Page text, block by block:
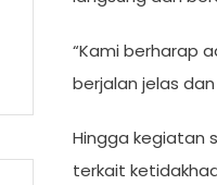
“Kami berharap
berjalan jelas
Hingga kegiatan
terkait